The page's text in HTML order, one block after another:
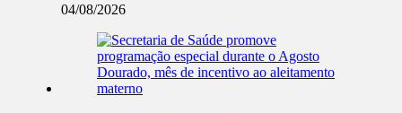
04/08/2026